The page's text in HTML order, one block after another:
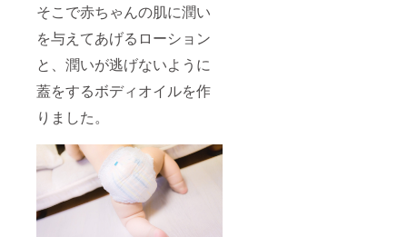
そこで赤ちゃんの肌に潤い
を与えてあげるローション
と、潤いが逃げないように
蓋をするボディオイルを作
りました。